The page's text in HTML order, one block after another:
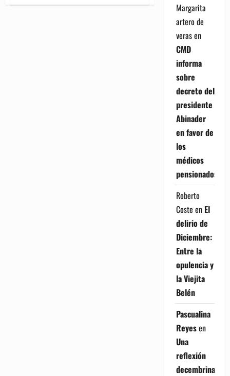
Autoridades
Margarita
artero de
verasen
CMD
informa
sobre
decreto del
presidente
Abinader
en favor de
los
médicos
pensionados
Roberto
Coste en El
delirio de
Diciembre:
Entre la
opulencia y
la Viejita
Belén
Pascualina
Reyesen
Una
reflexión
decembrina